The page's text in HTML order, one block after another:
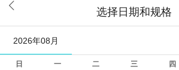

选择日期和规格
2026年08月
日 一 二 三 四